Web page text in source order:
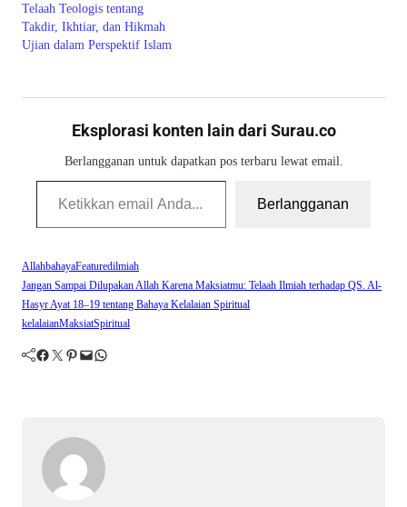
Telaah Teologis tentang
Takdir, Ikhtiar, dan Hikmah
Ujian dalam Perspektif Islam
Eksplorasi konten lain dari Surau.co
Berlangganan untuk dapatkan pos terbaru lewat email.
Ketikkan email Anda...
Berlangganan
AllahbahayaFeaturedilmiah
Jangan Sampai Dilupakan Allah Karena Maksiatmu: Telaah Ilmiah terhadap QS. Al-
Hasyr Ayat 18–19 tentang Bahaya Kelalaian Spiritual
kelalaianMaksiatSpiritual
Facebook Twitter Pinterest Mail WhatsApp